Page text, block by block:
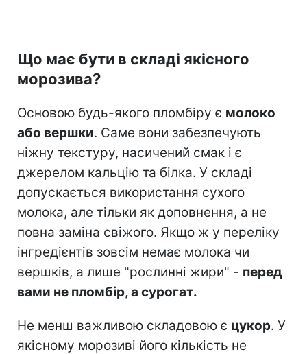
Що має бути в складі якісного
морозива?
Основою будь-якого пломбіру є молоко
або вершки. Саме вони забезпечують
ніжну текстуру, насичений смак і є
джерелом кальцію та білка. У складі
допускається використання сухого
молока, але тільки як доповнення, а не
повна заміна свіжого. Якщо ж у переліку
інгредієнтів зовсім немає молока чи
вершків, а лише "рослинні жири" - перед
вами не пломбір, а сурогат.
Не менш важливою складовою є цукор. У
якісному морозиві його кількість не